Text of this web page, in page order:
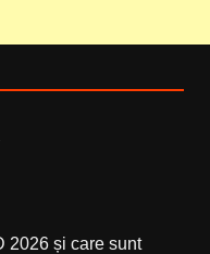
2026 și care sunt